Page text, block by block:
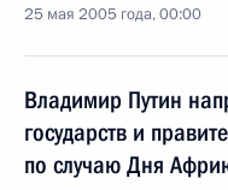
25 мая 2005 года, 00:00
Владимир Путин
государств и
по случаю Дня